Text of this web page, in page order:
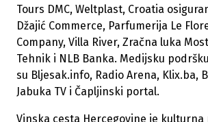
Tours DMC, Weltplast, Croatia
Džajić Commerce, Parfumerija Le
Company, Villa River, Zračna luka
Tehnik i NLB Banka. Medijsku
su Bljesak.info, Radio Arena, Klix.ba,
Jabuka TV i Čapljinski portal.
Vinska cesta Hercegovine je kulturna